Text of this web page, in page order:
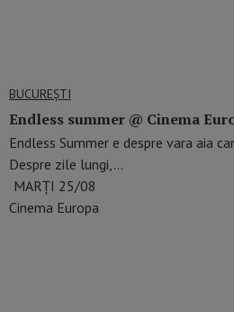
BUCUREŞTI
Endless summer @ Cinema
Endless Summer e despre vara aia
Despre zile lungi,…
MARȚI 25/08
Cinema Europa